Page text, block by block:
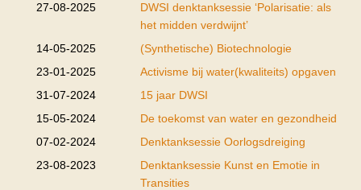
27-08-2025
DWSI denktanksessie ‘Polarisatie: als
het midden verdwijnt’
14-05-2025
(Synthetische) Biotechnologie
23-01-2025
Activisme bij water(kwaliteits) opgaven
31-07-2024
15 jaar DWSI
15-05-2024
De toekomst van water en gezondheid
07-02-2024
Denktanksessie Oorlogsdreiging
23-08-2023
Denktanksessie Kunst en Emotie in
Transities